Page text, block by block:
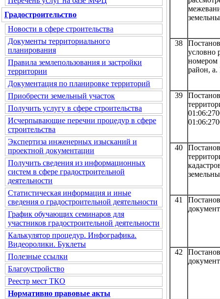
Градостроительство
Новости в сфере строительства
Документы территориального
планирования
Правила землепользования и застройки
территории
Документация по планировке территорий
Приобрести земельный участок
Получить услугу в сфере строительства
Исчерпывающие перечни процедур в сфере
строительства
Экспертиза инженерных изысканий и
проектной документации
Получить сведения из информационных
систем в сфере градостроительной
деятельности
Статистическая информация и иные
сведения о градостроительной деятельности
График обучающих семинаров для
участников градостроительной деятельности
Калькулятор процедур. Инфографика.
Видеоролики. Буклеты
Полезные ссылки
Благоустройство
Реестр мест ТКО
Нормативно правовые акты
38
условно
район,
39
40
41
42